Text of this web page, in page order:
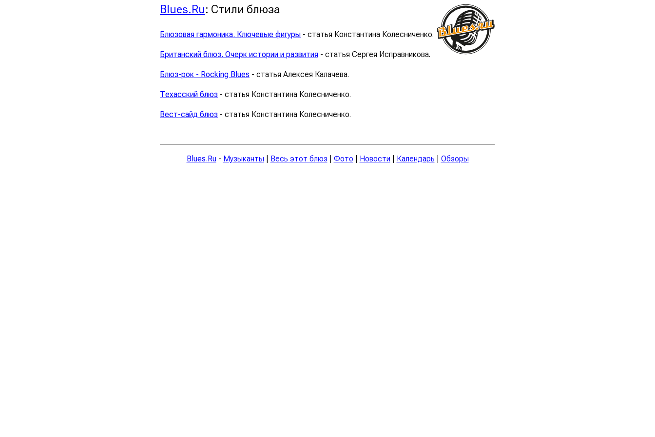
Blues.Ru: Стили блюза
Блюзовая гармоника. Ключевые фигуры - статья Константина Колесниченко.
Британский блюз. Очерк истории и развития - статья Сергея Исправникова.
Блюз-рок - Rocking Blues - статья Алексея Калачева.
Техасский блюз - статья Константина Колесниченко.
Вест-сайд блюз - статья Константина Колесниченко.
Blues.Ru- Музыканты Весь этот блюз Фото Новости Календарь Обзоры